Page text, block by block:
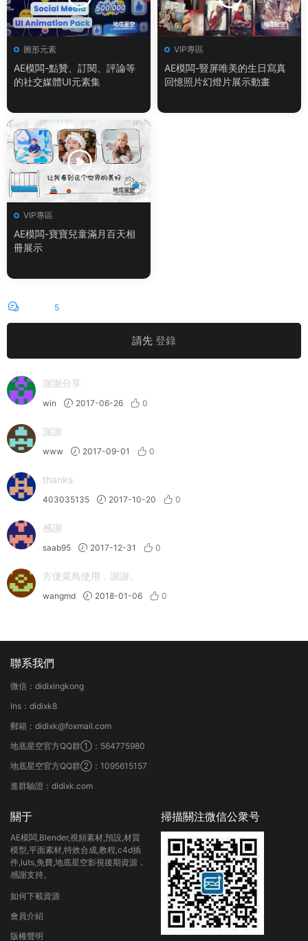
圖形元素
AE模闆-點贊、訂閱、評論等
的社交媒體UI元素集
VIP專區
AE模闆-豎屏唯美的生日寫真
回憶照片幻燈片展示動畫
VIP專區
AE模闆-寶寶兒童滿月百天相
冊展示
5
請先 登錄
謝謝分享
win 2017-06-26 0
謝謝
www 2017-09-01 0
thanks
403035135 2017-10-20 0
感謝
saab95 2017-12-31 0
方便菜鳥使用，謝謝。
wangmd 2018-01-06 0
聯系我們
微信：didixingkong
Ins：didixk8
郵箱：didixk@foxmail.com
地底星空官方QQ群①：564775980
地底星空官方QQ群②：1095615157
進群驗證：didixk.com
關于
AE模闆,Blender,視頻素材,預設,材質
模型,平面素材,特效合成,教程,c4d插
件,luts,免費,地底星空影視後期資源，
感謝支持。
如何下載資源
會員介紹
版權聲明
掃描關注微信公衆号